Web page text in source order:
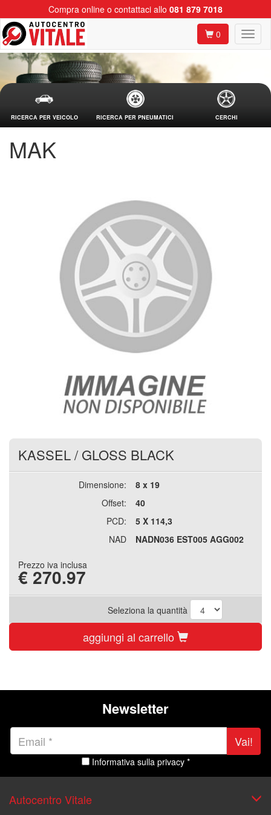
Compra online o contattaci allo 081 879 7018
0
RICERCA PER VEICOLO RICERCA PER PNEUMATICI CERCHI
MAK
KASSEL/ GLOSS BLACK
Dimensione:
8 x 19
Offset:
40
PCD:
5 X 114,3
NAD
NADN036 EST005 AGG002
Prezzo iva inclusa
€ 270.97
Seleziona la quantità
aggiungi al carrello
Newsletter
Vai!
Informativa sulla privacy *
Autocentro Vitale